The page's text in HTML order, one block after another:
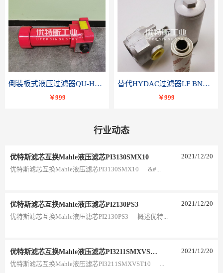
倒装板式液压过滤器QU-H250x10BDP
￥999
替代HYDAC过滤器LF BNHC 110 I C20B 1.0-A2-B3
￥999
行业动态
优特斯滤芯互换Mahle液压滤芯PI3130SMX10 2021 /12/20
优特斯滤芯互换Mahle液压滤芯PI3130SMX10 &#...
优特斯滤芯互换Mahle液压滤芯PI2130PS3 2021 /12/20
优特斯滤芯互换Mahle液压滤芯PI2130PS3 概述优特...
优特斯滤芯互换Mahle液压滤芯PI3211SMXVST10 2021 /12/20
优特斯滤芯互换Mahle液压滤芯PI3211SMXVST10 ...